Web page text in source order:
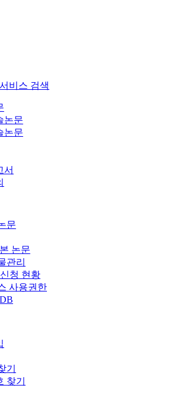
비스 검색
논문
논문
서
문
논문
관리
청 현황
사용권한
기
찾기